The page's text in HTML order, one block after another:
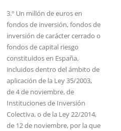
3.º Un millón de euros en
fondos de inversión, fondos de
inversión de carácter cerrado o
fondos de capital riesgo
constituidos en España,
incluidos dentro del ámbito de
aplicación de la Ley 35/2003,
de 4 de noviembre, de
Instituciones de Inversión
Colectiva, o de la Ley 22/2014,
de 12 de noviembre, por la que